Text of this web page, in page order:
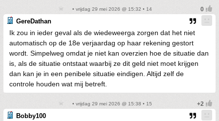
• vrijdag 29 mei 2026 @ 15:32 • 14
GereDathan
Ik zou in ieder geval als de wiedeweerga zorgen dat het niet
automatisch op de 18e verjaardag op haar rekening gestort
wordt. Simpelweg omdat je niet kan overzien hoe de situatie dan
is, als de situatie ontstaat waarbij ze dit geld niet moet krijgen
dan kan je in een penibele situatie eindigen. Altijd zelf de
controle houden wat mij betreft.
• vrijdag 29 mei 2026 @ 15:38 • 15
Bobby100